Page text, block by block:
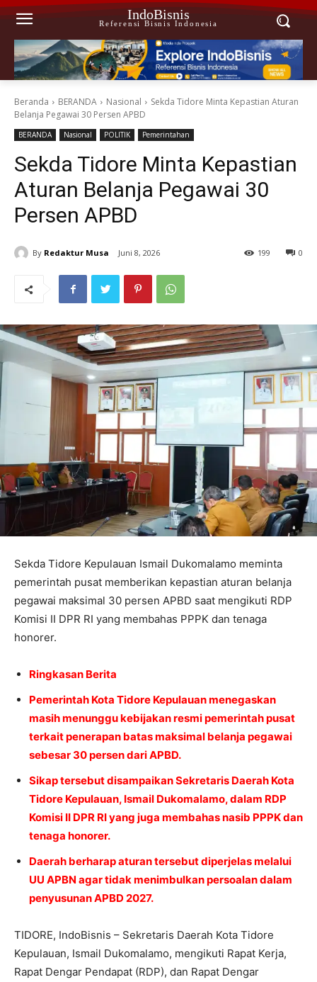
IndoBisnis
Referensi Bisnis Indonesia
Beranda BERANDA Nasional
Sekda Tidore Minta Kepastian Aturan
Belanja Pegawai 30 Persen APBD
BERANDA Nasional POLITIK Pemerintahan
Sekda Tidore Minta Kepastian
Aturan Belanja Pegawai 30
Persen APBD
By Redaktur Musa Juni 8, 2026 0
199
Sekda Tidore Kepulauan Ismail Dukomalamo meminta
pemerintah pusat memberikan kepastian aturan belanja
pegawai maksimal 30 persen APBD saat mengikuti RDP
Komisi II DPR RI yang membahas PPPK dan tenaga
honorer.
Ringkasan Berita
Pemerintah Kota Tidore Kepulauan menegaskan
masih menunggu kebijakan resmi pemerintah pusat
terkait penerapan batas maksimal belanja pegawai
sebesar 30 persen dari APBD.
Sikap tersebut disampaikan Sekretaris Daerah Kota
Tidore Kepulauan, Ismail Dukomalamo, dalam RDP
Komisi II DPR RI yang juga membahas nasib PPPK dan
tenaga honorer.
Daerah berharap aturan tersebut diperjelas melalui
UU APBN agar tidak menimbulkan persoalan dalam
penyusunan APBD 2027.
TIDORE, IndoBisnis – Sekretaris Daerah Kota Tidore
Kepulauan, Ismail Dukomalamo, mengikuti Rapat Kerja,
Rapat Dengar Pendapat (RDP), dan Rapat Dengar